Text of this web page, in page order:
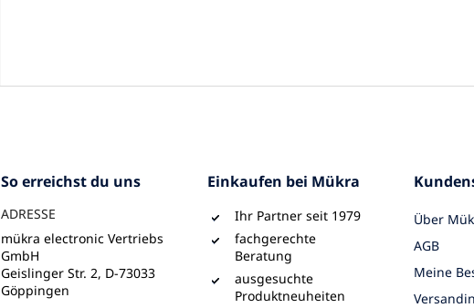
So erreichst du uns
ADRESSE
mükra electronic Vertriebs
GmbH
Geislinger Str. 2, D-73033
Göppingen
Einkaufen bei Mükra
Ihr Partner seit 1979
fachgerechte
Beratung
ausgesuchte
Produktneuheiten
Über
AGB
Meine